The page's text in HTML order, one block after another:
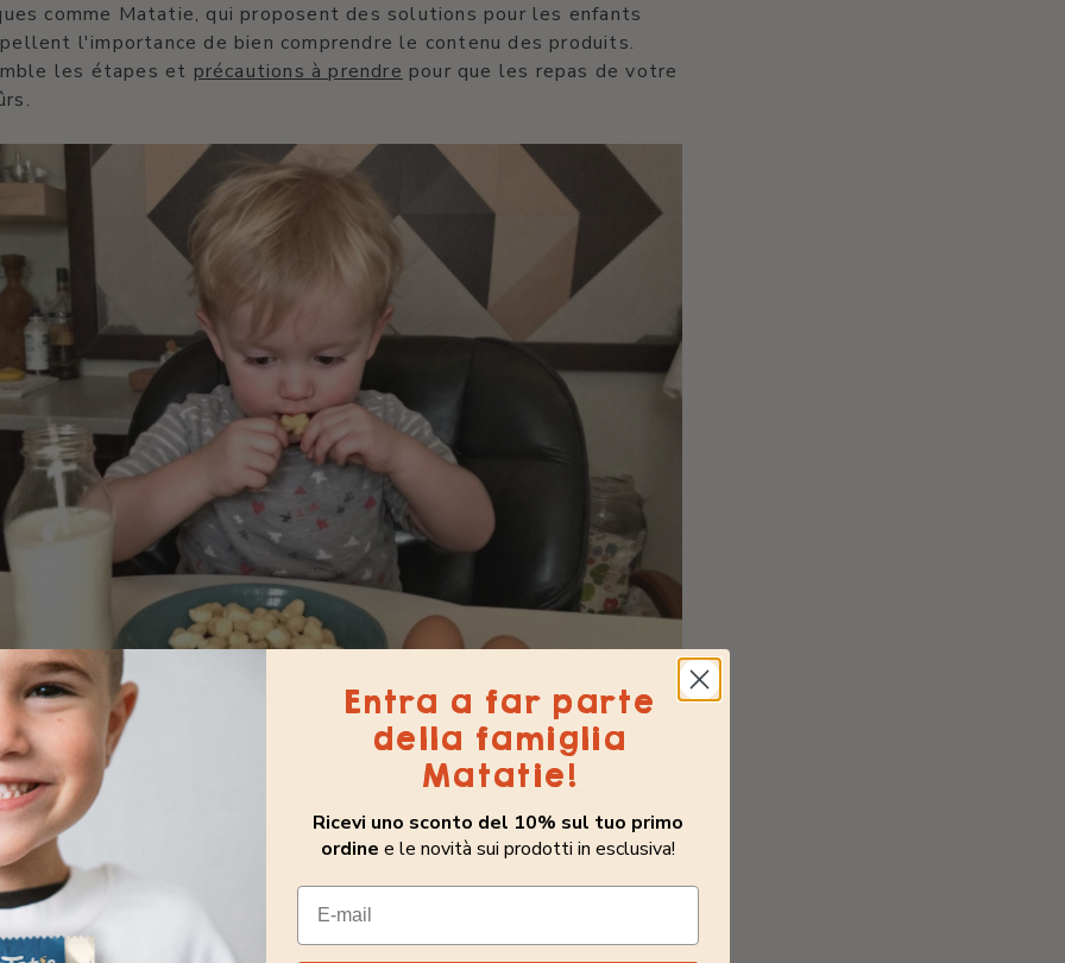
comme Matatie, qui proposent des solutions pour les enfants
l'importance de bien comprendre le contenu des produits.
les étapes et précautions à prendre pour que les repas de votre
savoir si un aliment
pour un enfant
?
Entra a far parte
della famiglia
Matatie!
Ricevi uno sconto del 10% sul tuo primo
ordine e le novità sui prodotti in esclusiva!
E-mail